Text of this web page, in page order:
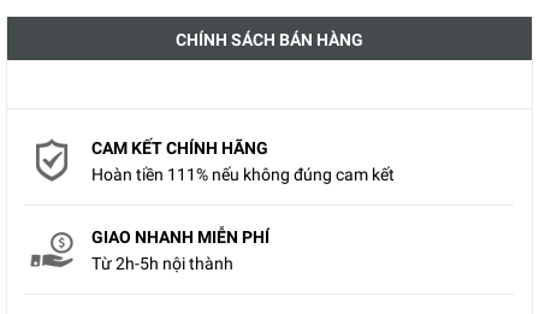
CHÍNH SÁCH BÁN HÀNG
CAM KẾT CHÍNH HÃNG
Hoàn tiền 111% nếu không đúng cam kết
GIAO NHANH MIỄN PHÍ
Từ 2h-5h nội thành